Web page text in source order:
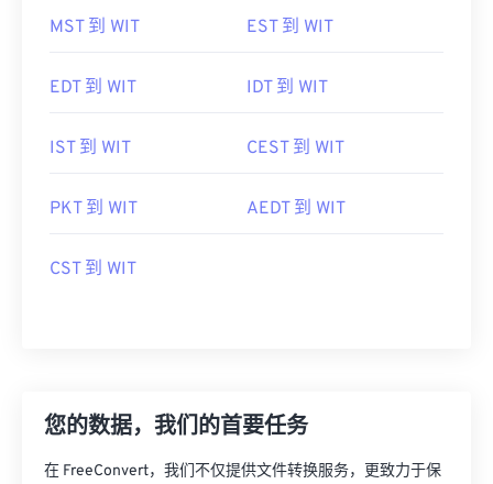
MST 到 WIT EST 到 WIT
EDT 到 WIT IDT 到 WIT
IST 到 WIT CEST 到 WIT
PKT 到 WIT AEDT 到 WIT
CST 到 WIT
您的数据，我们的首要任务
在 FreeConvert，我们不仅提供文件转换服务，更致力于保